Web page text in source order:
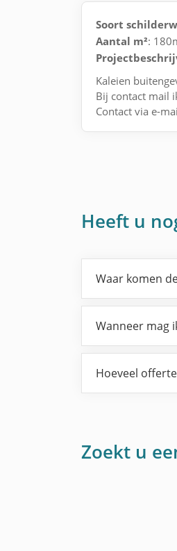
Soort
Aantal m²:
Kaleien
Bij contact mail
Contact via e-
Heeft u
Waar komen
Wanneer mag
Hoeveel
Zoekt u